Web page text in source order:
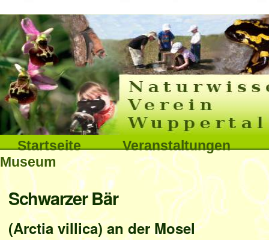
Direkt
zum
Inhalt
|
Direkt
zur
Navigation
Sektionen
Startseite
Veranstaltungen
Museum
Benutzerspezifische
Werkzeuge
Interna
Schwarzer Bär
(Arctia villica) an der Mosel